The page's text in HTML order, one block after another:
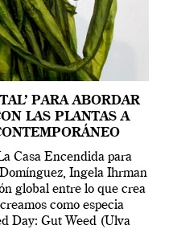
PARA ABORDAR
LAS PLANTAS A
Casa Encendida para
Ingela Ihrman
global entre lo que crea
como especia
Day: Gut Weed (Ulva